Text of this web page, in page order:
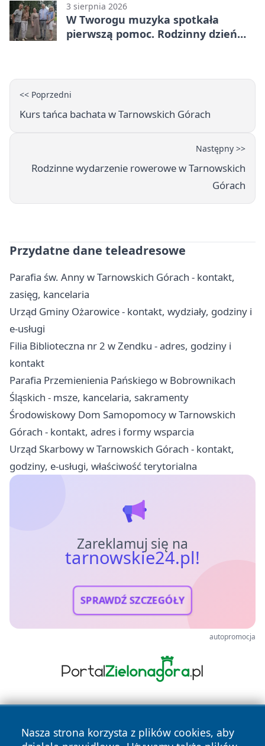
3 sierpnia 2026
W Tworogu muzyka spotkała
pierwszą pomoc. Rodzinny dzień
<< Poprzedni
Kurs tańca bachata w Tarnowskich Górach
Następny >>
Rodzinne wydarzenie rowerowe w Tarnowskich
Górach
Przydatne dane teleadresowe
Parafia św. Anny w Tarnowskich Górach - kontakt,
zasięg, kancelaria
Urząd Gminy Ożarowice - kontakt, wydziały, godziny i
e-usługi
Filia Biblioteczna nr 2 w Zendku - adres, godziny i
kontakt
Parafia Przemienienia Pańskiego w Bobrownikach
Śląskich - msze, kancelaria, sakramenty
Środowiskowy Dom Samopomocy w Tarnowskich
Górach - kontakt, adres i formy wsparcia
Urząd Skarbowy w Tarnowskich Górach - kontakt,
godziny, e-usługi, właściwość terytorialna
Zareklamuj się na
tarnowskie24.pl!
SPRAWDŹ SZCZEGÓŁY
autopromocja
Nasza strona korzysta z plików cookies, aby